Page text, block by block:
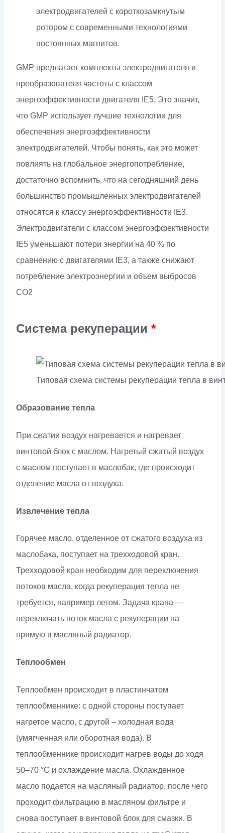
электродвигателей с короткозамкнутым
ротором с современными технологиями
постоянных магнитов.
GMP предлагает комплекты электродвигателя и
преобразователя частоты с классом
энергоэффективности двигателя IE5. Это значит,
что GMP использует лучшие технологии для
обеспечения энергоэффективности
электродвигателей. Чтобы понять, как это может
повлиять на глобальное энергопотребление,
достаточно вспомнить, что на сегодняшний день
большинство промышленных электродвигателей
относятся к классу энергоэффективности IE3.
Электродвигатели с классом энергоэффективности
IE5 уменьшают потери энергии на 40 % по
сравнению с двигателями IE3, а также снижают
потребление электроэнергии и объем выбросов
CO2
Система рекуперации *
Типовая схема системы рекуперации тепла в
Образование тепла
При сжатии воздух нагревается и нагревает
винтовой блок с маслом. Нагретый сжатый воздух
с маслом поступает в маслобак, где происходит
отделение масла от воздуха.
Извлечение тепла
Горячее масло, отделенное от сжатого воздуха из
маслобака, поступает на трехходовой кран.
Трехходовой кран необходим для переключения
потоков масла, когда рекуперация тепла не
требуется, например летом. Задача крана —
переключать поток масла с рекуперации на
прямую в масляный радиатор.
Теплообмен
Теплообмен происходит в пластинчатом
теплообменнике: с одной стороны поступает
нагретое масло, с другой – холодная вода
(умягченная или оборотная вода). В
теплообменнике происходит нагрев воды до ходя
50–70 °С и охлаждение масла. Охлажденное
масло подается на масляный радиатор, после чего
проходит фильтрацию в масляном фильтре и
снова поступает в винтовой блок для смазки. В